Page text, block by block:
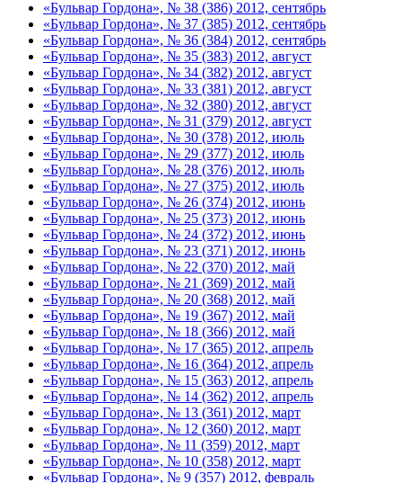
«Бульвар Гордона», № 38 (386) 2012, сентябрь
«Бульвар Гордона», № 37 (385) 2012, сентябрь
«Бульвар Гордона», № 36 (384) 2012, сентябрь
«Бульвар Гордона», № 35 (383) 2012, август
«Бульвар Гордона», № 34 (382) 2012, август
«Бульвар Гордона», № 33 (381) 2012, август
«Бульвар Гордона», № 32 (380) 2012, август
«Бульвар Гордона», № 31 (379) 2012, август
«Бульвар Гордона», № 30 (378) 2012, июль
«Бульвар Гордона», № 29 (377) 2012, июль
«Бульвар Гордона», № 28 (376) 2012, июль
«Бульвар Гордона», № 27 (375) 2012, июль
«Бульвар Гордона», № 26 (374) 2012, июнь
«Бульвар Гордона», № 25 (373) 2012, июнь
«Бульвар Гордона», № 24 (372) 2012, июнь
«Бульвар Гордона», № 23 (371) 2012, июнь
«Бульвар Гордона», № 22 (370) 2012, май
«Бульвар Гордона», № 21 (369) 2012, май
«Бульвар Гордона», № 20 (368) 2012, май
«Бульвар Гордона», № 19 (367) 2012, май
«Бульвар Гордона», № 18 (366) 2012, май
«Бульвар Гордона», № 17 (365) 2012, апрель
«Бульвар Гордона», № 16 (364) 2012, апрель
«Бульвар Гордона», № 15 (363) 2012, апрель
«Бульвар Гордона», № 14 (362) 2012, апрель
«Бульвар Гордона», № 13 (361) 2012, март
«Бульвар Гордона», № 12 (360) 2012, март
«Бульвар Гордона», № 11 (359) 2012, март
«Бульвар Гордона», № 10 (358) 2012, март
«Бульвар Гордона», № 9 (357) 2012, февраль